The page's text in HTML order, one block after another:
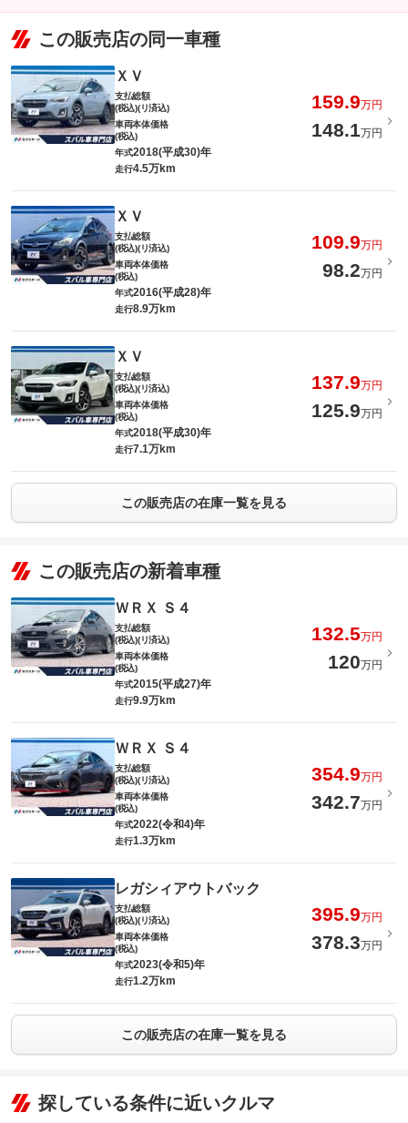
この販売店の同一車種
ＸＶ
支払総額
(税込)(リ済込)
159.9万円
車両本体価格
(税込)
148.1万円
年式2018(平成30)年
走行4.5万km
ＸＶ
支払総額
(税込)(リ済込)
109.9万円
車両本体価格
(税込)
98.2万円
年式2016(平成28)年
走行8.9万km
ＸＶ
支払総額
(税込)(リ済込)
137.9万円
車両本体価格
(税込)
125.9万円
年式2018(平成30)年
走行7.1万km
この販売店の在庫一覧を見る
この販売店の新着車種
ＷＲＸ Ｓ４
支払総額
(税込)(リ済込)
132.5万円
車両本体価格
(税込)
120万円
年式2015(平成27)年
走行9.9万km
ＷＲＸ Ｓ４
支払総額
(税込)(リ済込)
354.9万円
車両本体価格
(税込)
342.7万円
年式2022(令和4)年
走行1.3万km
レガシィアウトバック
支払総額
(税込)(リ済込)
395.9万円
車両本体価格
(税込)
378.3万円
年式2023(令和5)年
走行1.2万km
この販売店の在庫一覧を見る
探している条件に近いクルマ